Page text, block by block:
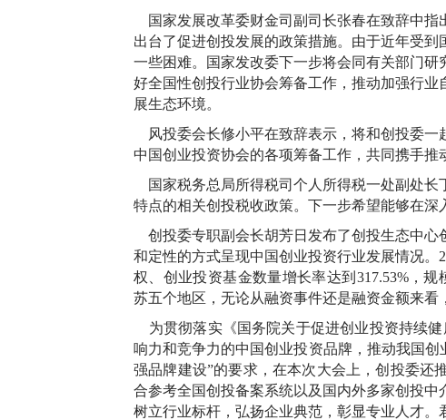
国家发展改革委财金司副司长张春在致辞中指
出台了促进创投发展的政策措施。由于近年受
一些困难。国家发改委下一步将会同有关部门
好全国性创投行业协会筹备工作，推动加强行
展生态环境。
风投委会长修小平在致辞表示，将和创投委一
中国创业投资协会的各项筹备工作，共同携手推
国家税务总局所得税司个人所得税一处副处长
特点的相关创投税收政策。下一步希望能够在深
创投委专职副会长胡芳日发布了创投生态中心
和定性的方式呈现中国创业投资行业发展情况。
权、创业投资基金数量增长率达到317.53%，
苏五个地区，无论从融资事件还是融资金额来看
为贯彻落实《国务院关于促进创业投资持续
响力和竞争力的中国创业投资品牌，推动我国
强品牌建设”的要求，在本次大会上，创投委还
合参考全国创投备案系统以及国内外多家创投中
树立行业标杆，弘扬企业典范，彰显专业人才